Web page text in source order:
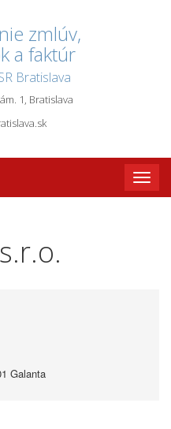
zmlúv,
a faktúr
Bratislava
1, Bratislava
Toggle
Galanta